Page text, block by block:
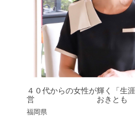
４０代からの女性が輝く「生
営 おきとも
福岡県